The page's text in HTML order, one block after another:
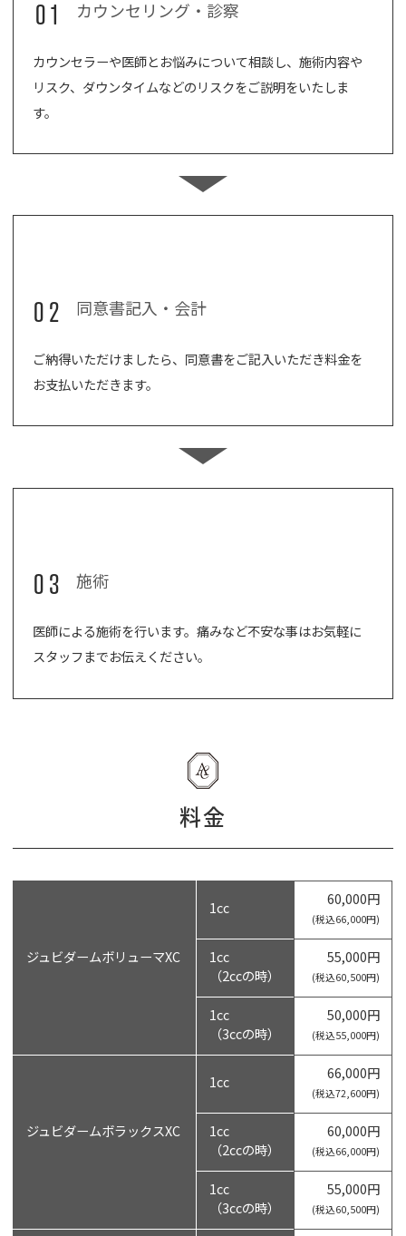
01 カウンセリング・診察
カウンセラーや医師とお悩みについて相談し、施術内容や
リスク、ダウンタイムなどのリスクをご説明をいたしま
す。
02 同意書記入・会計
ご納得いただけましたら、同意書をご記入いただき料金を
お支払いただきます。
03 施術
医師による施術を行います。痛みなど不安な事はお気軽に
スタッフまでお伝えください。
料金
ジュビダームボリューマXC
1cc 60,000円
(税込66,000円)
1cc
（2ccの時）
55,000円
(税込60,500円)
1cc
（3ccの時）
50,000円
(税込55,000円)
ジュビダームボラックスXC
1cc 66,000円
(税込72,600円)
1cc
（2ccの時）
60,000円
(税込66,000円)
1cc
（3ccの時）
55,000円
(税込60,500円)